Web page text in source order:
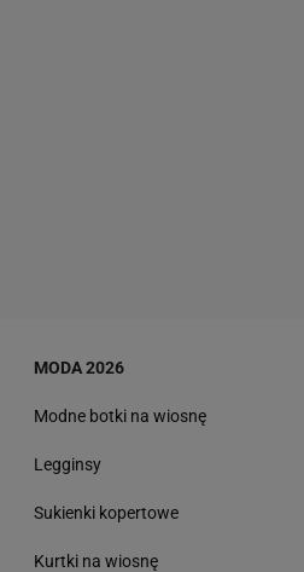
MODA 2026
Modne botki na wiosnę
Legginsy
Sukienki kopertowe
Kurtki na wiosnę